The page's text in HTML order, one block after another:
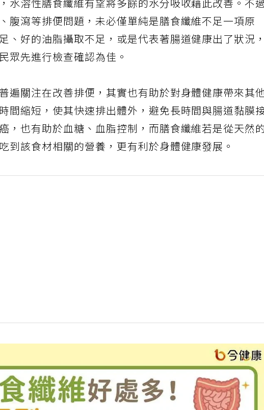
水溶性膳食纖維有望將多餘的水分吸收藉此改善。不
腹瀉等排便問題，未必僅單純是膳食纖維不足一項原
、好的油脂攝取不足，或是代表著腸道健康出了狀況，
眾先進行檢查確認為佳。
遍關注在改善排便，其實也有助於對身體健康帶來其
間縮短，使其快速排出體外，避免長時間與腸道黏膜
，也有助於血糖、血脂控制，而膳食纖維若是從天然的
到該食材相關的營養，更有利於身體健康發展。